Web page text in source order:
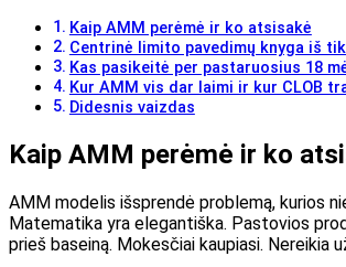
Kaip AMM perėmė ir ko atsisakė
Centrinė limito pavedimų knyga iš
Kas pasikeitė per pastaruosius 18
Kur AMM vis dar laimi ir kur CLOB
Didesnis vaizdas
Kaip AMM perėmė ir ko
AMM modelis išsprendė problemą, kurios
Matematika yra elegantiška. Pastovios
prieš baseiną. Mokesčiai kaupiasi. Nereikia